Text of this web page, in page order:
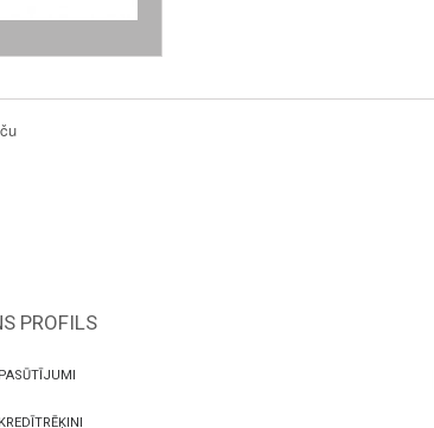
PROFILS